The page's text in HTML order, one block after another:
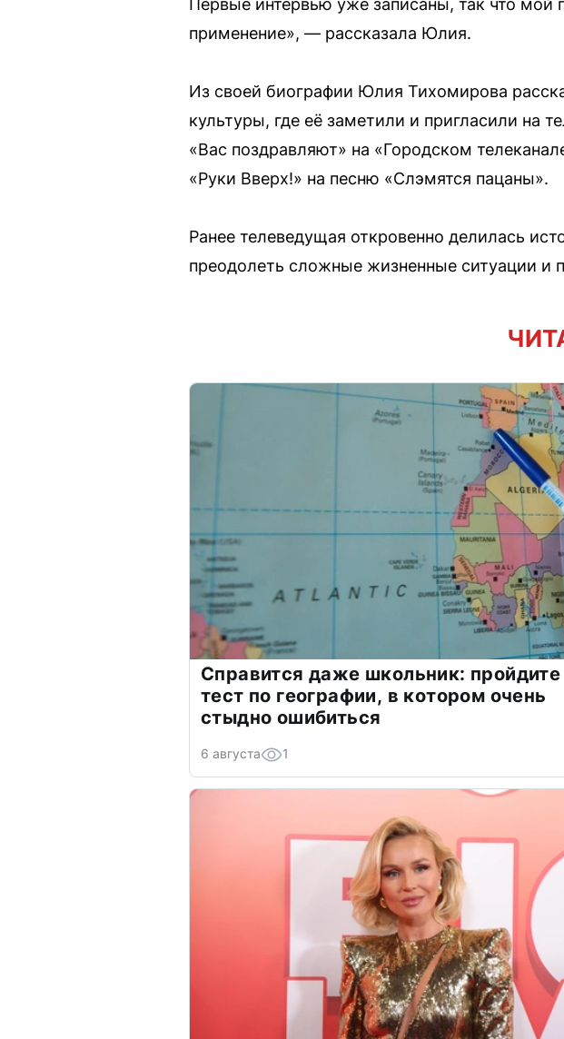
применение», — рассказала Юлия.
Из своей биографии Юлия Тихомирова
культуры, где её заметили и пригласили на
«Вас поздравляют» на «Городском
«Руки Вверх!» на песню «Слэмятся пацаны».
Ранее телеведущая откровенно делилась
преодолеть сложные жизненные ситуации и
Справится даже школьник: пройдите
тест по географии, в котором очень
стыдно ошибиться
6 августа 1